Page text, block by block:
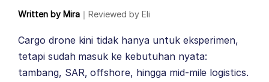
Written by Mira ｜ Reviewed by Eli
Cargo drone kini tidak hanya untuk eksperimen,
tetapi sudah masuk ke kebutuhan nyata:
tambang, SAR, offshore, hingga mid-mile logistics.